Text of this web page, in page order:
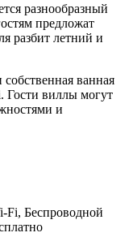
разнообразный
предложат
разбит летний и
ванная
Гости виллы могут
и
Fi, Беспроводной